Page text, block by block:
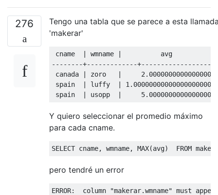
276
Tengo una tabla que se parece a esta
'makerar'
cname | wmname |
--------+-------------
canada
| zoro |
2.0000000000000000
spain
| luffy |
1.00000000000000000000
spain
| usopp | 5.0000000000000000
Y quiero seleccionar el promedio máximo
para cada cname.
SELECT cname, wmname, MAX(avg) FROM
pero tendré un error
ERROR: column "makerar.wmname" must